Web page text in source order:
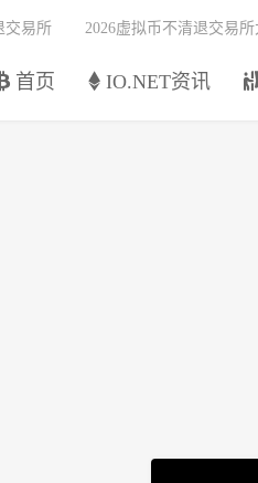
首页 IO.NET资讯
交易所 2026虚拟币不清退交易